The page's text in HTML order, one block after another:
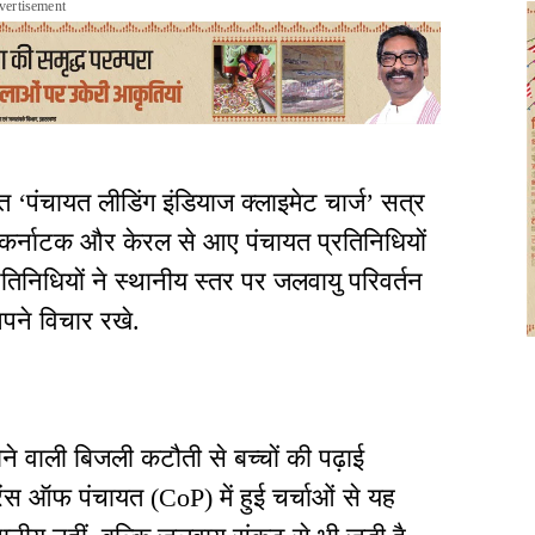
लीडिंग इंडियाज क्लाइमेट चार्ज’ सत्र
कर्नाटक और केरल से आए पंचायत प्रतिनिधियों
ने स्थानीय स्तर पर जलवायु परिवर्तन
विचार रखे.
वाली बिजली कटौती से बच्चों की पढ़ाई
ऑफ पंचायत (CoP) में हुई चर्चाओं से यह